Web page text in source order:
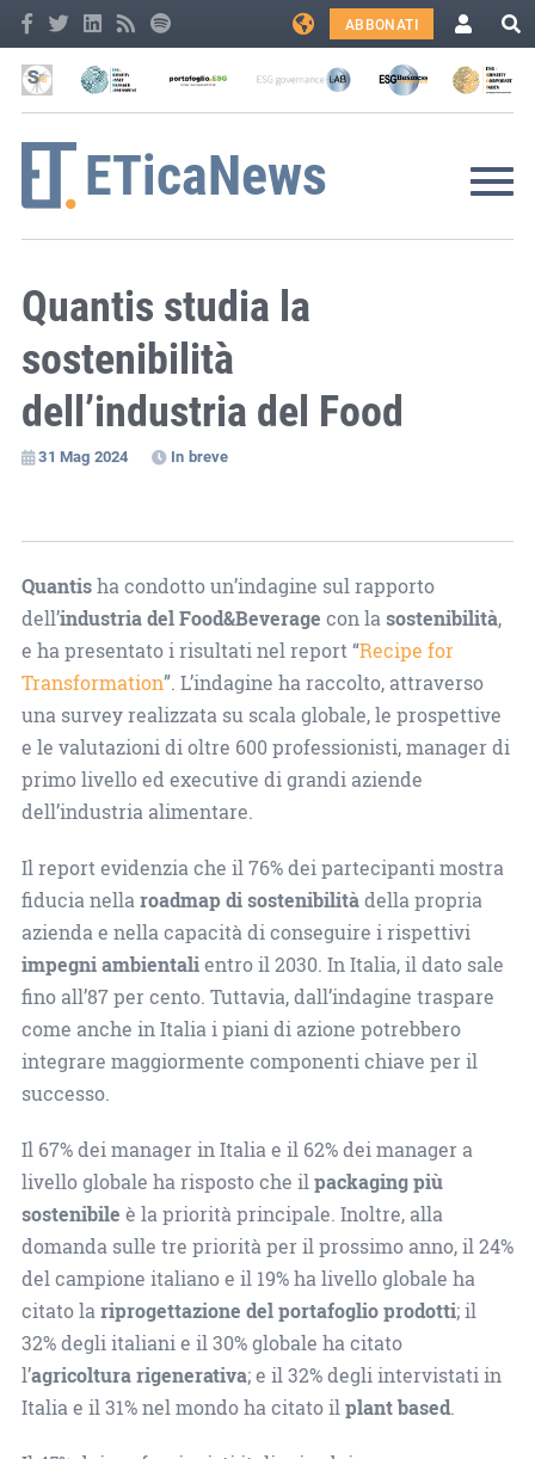
ABBONATI
Quantis studia la
sostenibilità
dell’industria del Food
31 Mag 2024 In breve
Quantisha condotto un’indagine sul rapporto
dell’industria del Food&Beverage con lasostenibilità,
e ha presentato i risultati nel report “Recipe for
Transformation”. L’indagine ha raccolto, attraverso
una survey realizzata su scala globale, le prospettive
e le valutazioni di oltre 600 professionisti, manager di
primo livello ed executive di grandi aziende
dell’industria alimentare.
Il report evidenzia che il 76% dei partecipanti mostra
fiducia nellaroadmap di sostenibilitàdella propria
azienda e nella capacità di conseguire i rispettivi
impegni ambientalientro il 2030. In Italia, il dato sale
fino all’87 per cento. Tuttavia, dall’indagine traspare
come anche in Italia i piani di azione potrebbero
integrare maggiormente componenti chiave per il
successo.
Il 67% dei manager in Italia e il 62% dei manager a
livello globale ha risposto che ilpackaging più
sostenibile è la priorità principale. Inoltre, alla
domanda sulle tre priorità per il prossimo anno, il 24%
del campione italiano e il 19% ha livello globale ha
citato lariprogettazione del portafoglio prodotti; il
32% degli italiani e il 30% globale ha citato
l’agricoltura rigenerativa; e il 32% degli intervistati in
Italia e il 31% nel mondo ha citato ilplant based.